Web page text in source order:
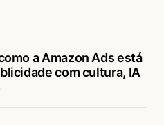
a Amazon Ads está
com cultura, IA